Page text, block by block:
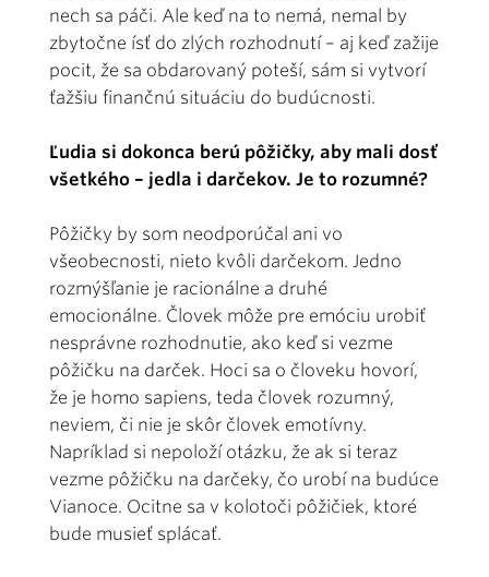
nech sa páči. Ale keď na to nemá, nemal by
zbytočne ísť do zlých rozhodnutí – aj keď zažije
pocit, že sa obdarovaný poteší, sám si vytvorí
ťažšiu finančnú situáciu do budúcnosti.
Ľudia si dokonca berú pôžičky, aby mali dosť
všetkého – jedla i darčekov. Je to rozumné?
Pôžičky by som neodporúčal ani vo
všeobecnosti, nieto kvôli darčekom. Jedno
rozmýšľanie je racionálne a druhé
emocionálne. Človek môže pre emóciu urobiť
nesprávne rozhodnutie, ako keď si vezme
pôžičku na darček. Hoci sa o človeku hovorí,
že je homo sapiens, teda človek rozumný,
neviem, či nie je skôr človek emotívny.
Napríklad si nepoloží otázku, že ak si teraz
vezme pôžičku na darčeky, čo urobí na budúce
Vianoce. Ocitne sa v kolotoči pôžičiek, ktoré
bude musieť splácať.